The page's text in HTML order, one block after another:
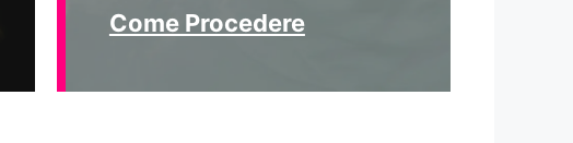
Come Procedere